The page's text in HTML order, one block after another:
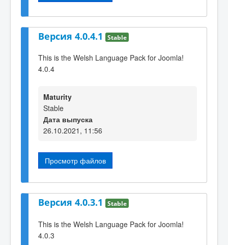
Версия 4.0.4.1 Stable
This is the Welsh Language Pack for Joomla!
4.0.4
Maturity
Stable
Дата выпуска
26.10.2021, 11:56
Просмотр файлов
Версия 4.0.3.1 Stable
This is the Welsh Language Pack for Joomla!
4.0.3